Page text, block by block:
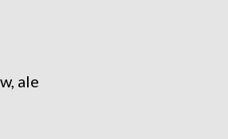
ale